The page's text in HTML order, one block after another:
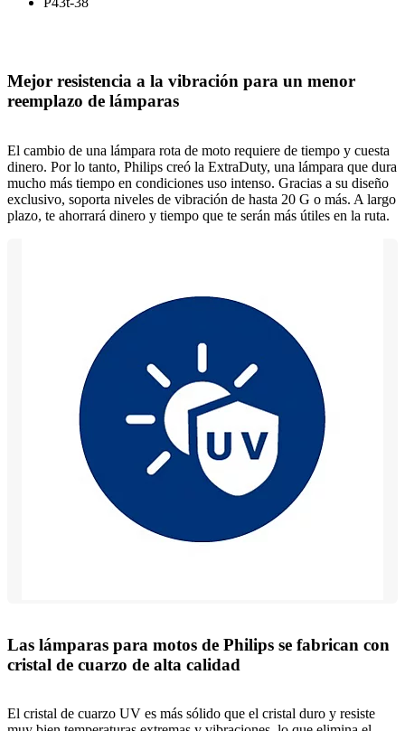
Mejor resistencia a la vibración para un menor
reemplazo de lámparas
El cambio de una lámpara rota de moto requiere de tiempo y cuesta
dinero. Por lo tanto, Philips creó la ExtraDuty, una lámpara que dura
mucho más tiempo en condiciones uso intenso. Gracias a su diseño
exclusivo, soporta niveles de vibración de hasta 20 G o más. A largo
plazo, te ahorrará dinero y tiempo que te serán más útiles en la ruta.
Las lámparas para motos de Philips se fabrican con
cristal de cuarzo de alta calidad
El cristal de cuarzo UV es más sólido que el cristal duro y resiste